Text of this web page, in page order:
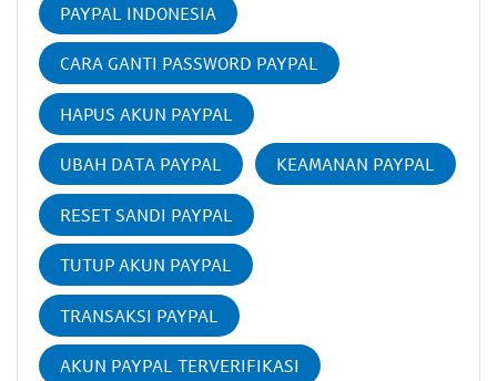
PAYPAL INDONESIA
CARA GANTI PASSWORD PAYPAL
HAPUS AKUN PAYPAL
UBAH DATA PAYPAL KEAMANAN PAYPAL
RESET SANDI PAYPAL
TUTUP AKUN PAYPAL
TRANSAKSI PAYPAL
AKUN PAYPAL TERVERIFIKASI